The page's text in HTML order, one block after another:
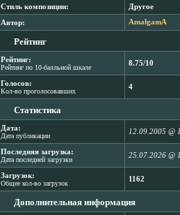
Стиль композиции: Другое
Автор: AmalgamA
Рейтинг
Рейтинг:
Рейтинг по 10-балльной шкале
8.75/10
Голосов:
Кол-во проголосовавших
4
Статистика
Дата:
Дата публикации
12.09.2005 @
Последняя загрузка:
Дата последней загрузки
25.07.2026 @
Загрузок:
Общее кол-во загрузок
1162
Дополнительная информация